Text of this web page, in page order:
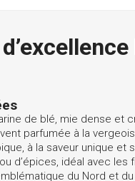
de blé, mie dense et
parfumée à la
à la saveur unique et
d’épices, idéal avec les
du Nord et du